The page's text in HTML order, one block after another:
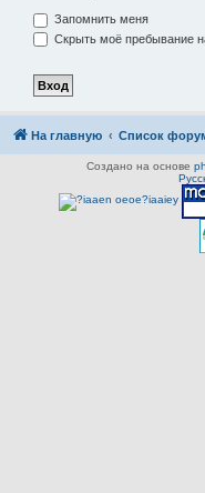
Запомнить меня
Скрыть моё пребывание
На главную Список
Создано на основе